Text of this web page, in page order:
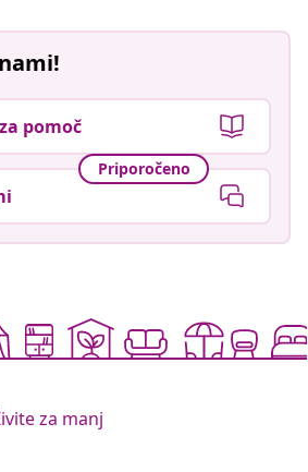
pomoč
Priporočeno
za manj